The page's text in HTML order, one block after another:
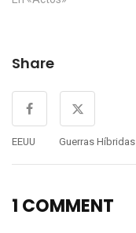
Share
EEUU Guerras Híbridas
1 COMMENT